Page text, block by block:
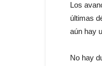
Los
últimas
aún hay
No hay